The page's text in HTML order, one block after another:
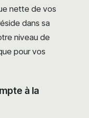
nette de vos
dans sa
niveau de
pour vos
à la